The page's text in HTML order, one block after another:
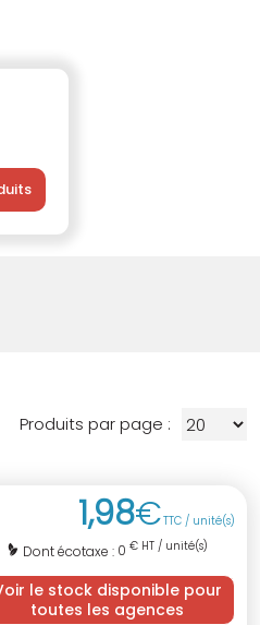
Produits par page :
1,98€TTC / unité(s)
Dont écotaxe : 0 € HT / unité(s)
le stock disponible pour
toutes les agences